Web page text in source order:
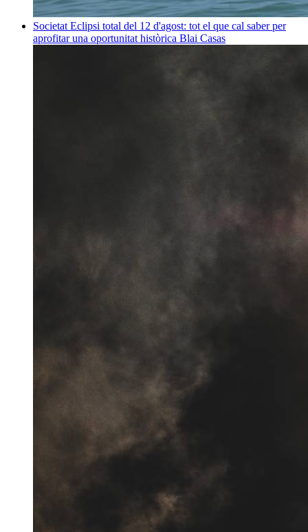
Societat Eclipsi total del 12 d'agost: tot el que cal saber per
aprofitar una oportunitat històrica Blai Casas